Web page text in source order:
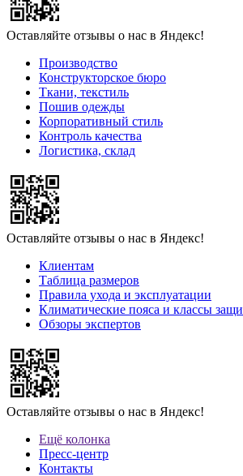
Оставляйте отзывы о нас в Яндекс!
Производство
Конструкторское бюро
Ткани, текстиль
Пошив одежды
Корпоративный стиль
Контроль качества
Логистика, склад
Оставляйте отзывы о нас в Яндекс!
Клиентам
Таблица размеров
Правила ухода и эксплуатации
Климатические пояса и классы
Обзоры экспертов
Оставляйте отзывы о нас в Яндекс!
Ещё колонка
Пресс-центр
Контакты